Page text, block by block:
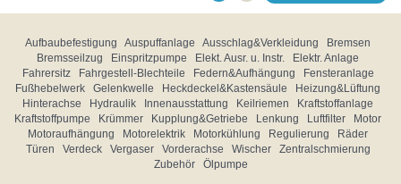
Aufbaubefestigung Auspuffanlage Ausschlag&Verkleidung
Bremsen
Bremsseilzug
Einspritzpumpe Elekt. Ausr. u. Instr.
Elektr. Anlage
Fahrersitz
Fahrgestell-Blechteile Federn&Aufhängung
Fensteranlage
Fußhebelwerk
Gelenkwelle Heckdeckel&Kastensäule
Heizung&Lüftung
Hinterachse
Hydraulik Innenausstattung Keilriemen
Kraftstoffanlage
Kraftstoffpumpe
Krümmer Kupplung&Getriebe Lenkung Luftfilter
Motor
Motoraufhängung
Motorelektrik Motorkühlung Regulierung
Räder
Türen
Verdeck Vergaser Vorderachse Wischer
Zentralschmierung
Zubehör
Ölpumpe